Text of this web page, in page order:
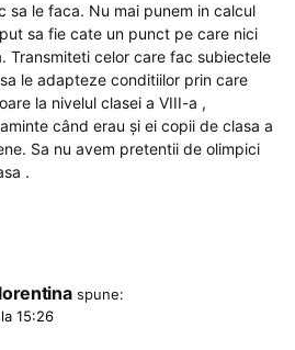
sa le faca. Nu mai punem in calcul
sa fie cate un punct pe care nici
Transmiteti celor care fac subiectele
le adapteze conditiilor prin care
la nivelul clasei a VIII-a ,
când erau și ei copii de clasa a
Sa nu avem pretentii de olimpici
.
spune:
15:26